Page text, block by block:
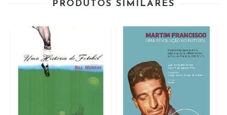
PRODUTOS SIMILARES